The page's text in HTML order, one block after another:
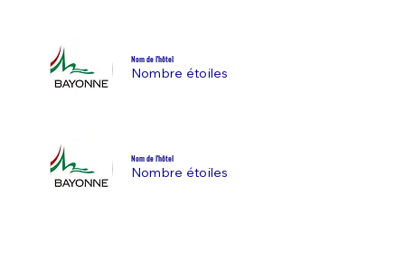
Nom de l'hôtel
Nombre étoiles
Nom de l'hôtel
Nombre étoiles